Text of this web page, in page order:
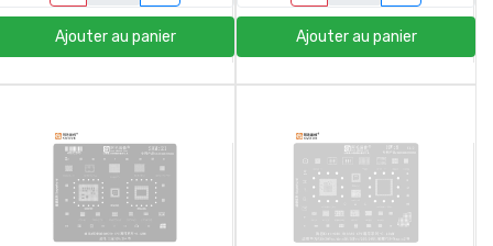
Ajouter au panier Ajouter au panier